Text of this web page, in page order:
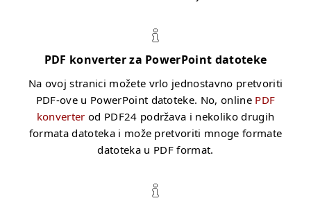
PDF konverter za PowerPoint datoteke
Na ovoj stranici možete vrlo jednostavno pretvoriti
PDF-ove u PowerPoint datoteke. No, online PDF
konverter od PDF24 podržava i nekoliko drugih
formata datoteka i može pretvoriti mnoge formate
datoteka u PDF format.